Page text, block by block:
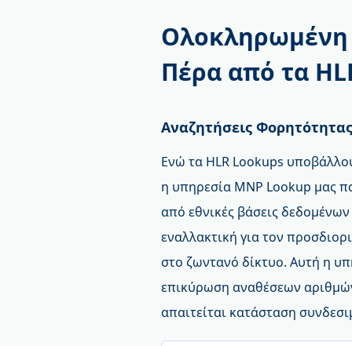
Πέρα από τα
Αναζητήσεις
Ενώ τα HLR Lookups
η υπηρεσία MNP Lookup μας
από εθνικές βάσεις
εναλλακτική για τον
στο ζωντανό δίκτυο. Αυτή η
επικύρωση αναθέσεων
απαιτείται κατάσταση